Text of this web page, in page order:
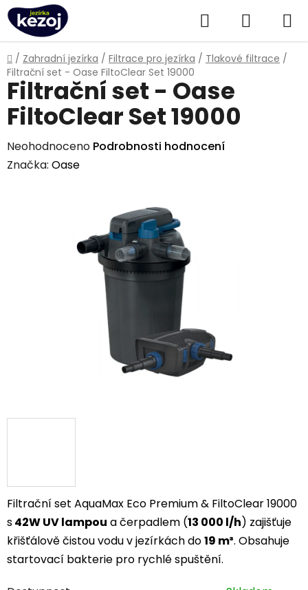
Přejít
na
obsah
Hledat
KOŠÍK
Domů
/ Zahradní jezírka / Filtrace pro jezírka / Tlakové filtrace /
Filtrační set - Oase FiltoClear Set 19000
Filtrační set AquaMax Eco Premium & FiltoClear 19000
s42W UV lampou a čerpadlem (13 000 l/h) zajišťuje
křišťálově čistou vodu v jezírkách do19 m³. Obsahuje
startovací bakterie pro rychlé spuštění.
Filtrační set - Oase
FiltoClear Set 19000
Průměrné
hodnocení
Neohodnoceno Podrobnosti hodnocení
Značka: Oase